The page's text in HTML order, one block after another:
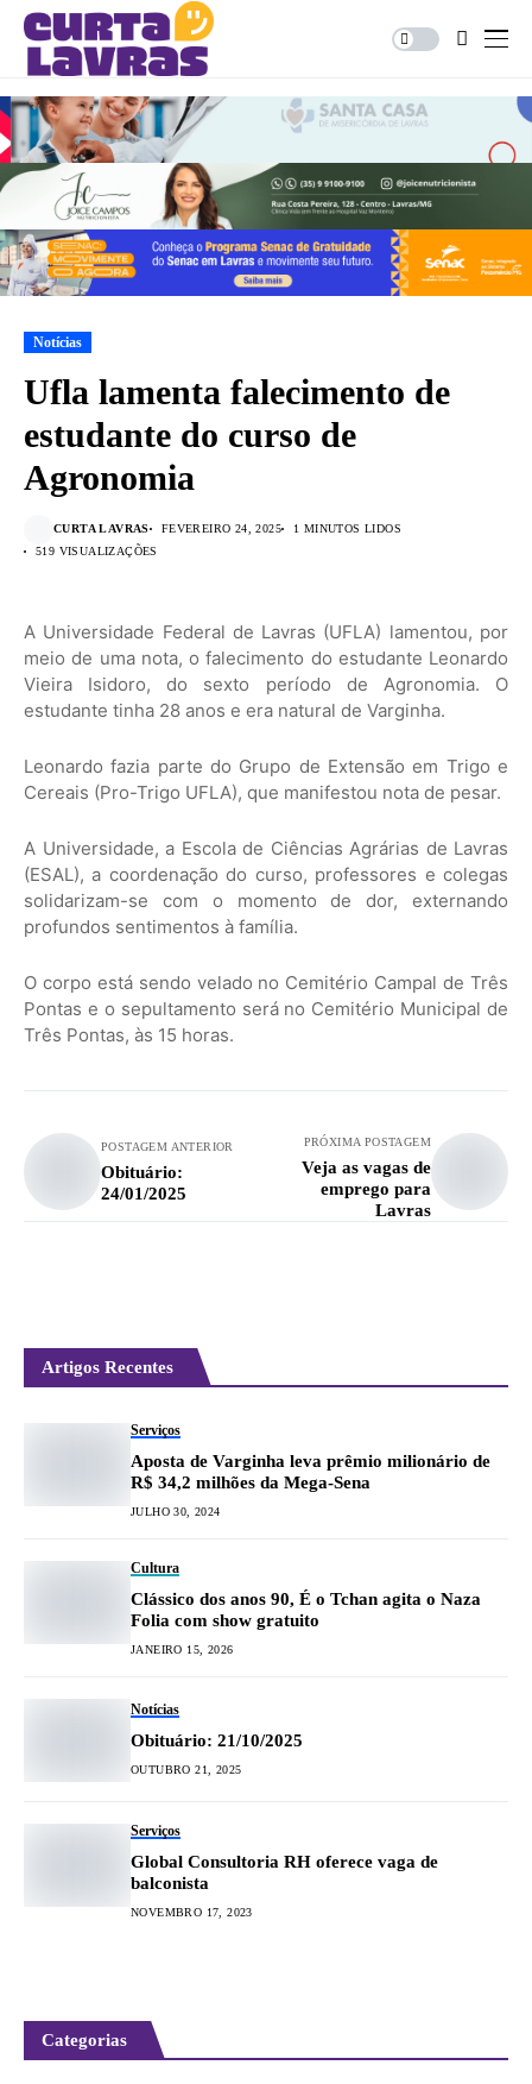
Notícias
Ufla lamenta falecimento de
estudante do curso de
Agronomia
CURTA LAVRAS FEVEREIRO 24, 2025
1 MINUTOS LIDOS
519 VISUALIZAÇÕES
A Universidade Federal de Lavras (UFLA) lamentou, por
meio de uma nota, o falecimento do estudante Leonardo
Vieira Isidoro, do sexto período de Agronomia. O
estudante tinha 28 anos e era natural de Varginha.
Leonardo fazia parte do Grupo de Extensão em Trigo e
Cereais (Pro-Trigo UFLA), que manifestou nota de pesar.
A Universidade, a Escola de Ciências Agrárias de Lavras
(ESAL), a coordenação do curso, professores e colegas
solidarizam-se com o momento de dor, externando
profundos sentimentos à família.
O corpo está sendo velado no Cemitério Campal de Três
Pontas e o sepultamento será no Cemitério Municipal de
Três Pontas, às 15 horas.
POSTAGEM ANTERIOR
Obituário:
24/01/2025
PRÓXIMA POSTAGEM
Veja as vagas de
emprego para
Lavras
Artigos Recentes
Serviços
Aposta de Varginha leva prêmio milionário de
R$ 34,2 milhões da Mega-Sena
JULHO 30, 2024
Cultura
Clássico dos anos 90, É o Tchan agita o Naza
Folia com show gratuito
JANEIRO 15, 2026
Notícias
Obituário: 21/10/2025
OUTUBRO 21, 2025
Serviços
Global Consultoria RH oferece vaga de
balconista
NOVEMBRO 17, 2023
Categorias